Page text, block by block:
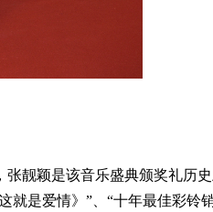
靓颖是该音乐盛典颁奖礼历
是爱情》”、“十年最佳彩铃